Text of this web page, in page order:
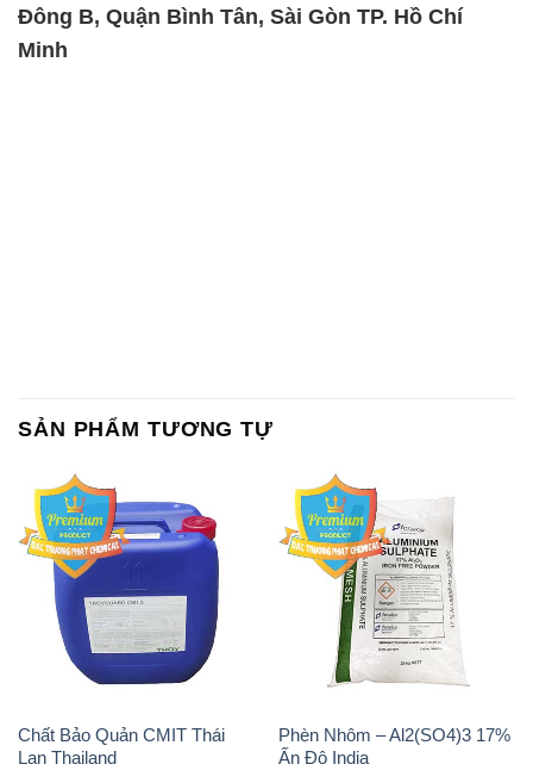
Đông B, Quận Bình Tân, Sài Gòn TP. Hồ Chí
Minh
SẢN PHẨM TƯƠNG TỰ
Chất Bảo Quản CMIT Thái
Lan Thailand
Phèn Nhôm – Al2(SO4)3 17%
Ấn Độ India